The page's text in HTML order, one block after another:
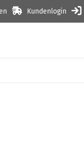
Kundenlogin